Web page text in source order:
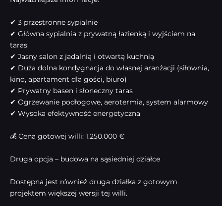
✔ 3 przestronne sypialnie
✔ Główna sypialnia z prywatną łazienką i wyjściem na
taras
✔ Jasny salon z jadalnią i otwartą kuchnią
✔ Duża dolna kondygnacja do własnej aranżacji (siłownia,
kino, apartament dla gości, biuro)
✔ Prywatny basen i słoneczny taras
✔ Ogrzewanie podłogowe, aerotermia, system alarmowy
✔ Wysoka efektywność energetyczna
💰 Cena gotowej willi: 1.250.000 €
Druga opcja – budowa na sąsiedniej działce
Dostępna jest również druga działka z gotowym
projektem większej wersji tej willi.